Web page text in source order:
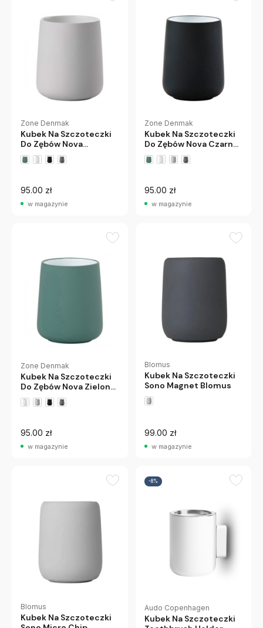
Zone Denmak
Kubek Na Szczoteczki
Do Zębów Nova
Jasnoszary Zone
Denmark
95.00 zł
w magazynie
Zone Denmak
Kubek Na Szczoteczki
Do Zębów Nova Czarny
Zone Denmark
95.00 zł
w magazynie
Zone Denmak
Kubek Na Szczoteczki
Do Zębów Nova Zielony
Zone Denmark
95.00 zł
w magazynie
Blomus
Kubek Na Szczoteczki
Sono Magnet Blomus
99.00 zł
w magazynie
Blomus
Kubek Na Szczoteczki
-8%
Audo Copenhagen
Kubek Na Szczoteczki